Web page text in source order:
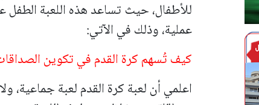
للأطفال، حيث تساعد هذه اللعبة
عملية، وذلك في الآتي:
كيف تُسهم كرة القدم في تكوين
اعلمي أن لعبة كرة القدم لعبة جماعية،